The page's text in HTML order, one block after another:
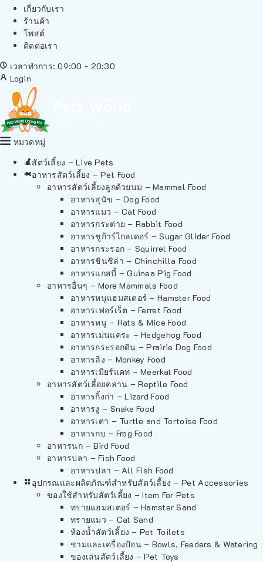
เกี่ยวกับเรา
ร้านค้า
โพสต์
ติดต่อเรา
เวลาทำการ: 09:00 - 20:30
Login
หมวดหมู่
สัตว์เลี้ยง – Live Pets
อาหารสัตว์เลี้ยง – Pet Food
อาหารสัตว์เลี้ยงลูกด้วยนม – Mammal Food
อาหารสุนัข – Dog Food
อาหารแมว – Cat Food
อาหารกระต่าย – Rabbit Food
อาหารชูก้าร์ไกลเดอร์ – Sugar Glider Food
อาหารกระรอก – Squirrel Food
อาหารชินชิล่า – Chinchilla Food
อาหารแกสบี้ – Guinea Pig Food
อาหารอื่นๆ – More Mammals Food
อาหารหนูแฮมสเตอร์ – Hamster Food
อาหารเฟอร์เร็ต – Ferret Food
อาหารหนู – Rats & Mice Food
อาหารเม่นแคระ – Hedgehog Food
อาหารกระรอกดิน – Prairie Dog Food
อาหารลิง – Monkey Food
อาหารเมียร์แคท – Meerkat Food
อาหารสัตว์เลี้อยคลาน – Reptile Food
อาหารกิ้งก่า – Lizard Food
อาหารงู – Snake Food
อาหารเต่า – Turtle and Tortoise Food
อาหารกบ – Frog Food
อาหารนก – Bird Food
อาหารปลา – Fish Food
อาหารปลา – All Fish Food
อุปกรณและผลิตภัณฑ์สำหรับสัตว์เลี้ยง – Pet Accessories
ของใช้สำหรับสัตว์เลี้ยง – Item For Pets
ทรายแฮมสเตอร์ – Hamster Sand
ทรายแมว – Cat Sand
ห้องน้ำสัตว์เลี้ยง – Pet Toilets
ชามและเครื่องป้อน – Bowls, Feeders & Watering
ของเล่นสัตว์เลี้ยง – Pet Toys